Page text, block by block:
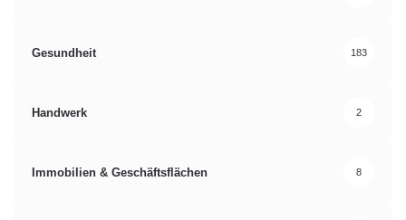
Gesundheit 183
Handwerk 2
Immobilien & Geschäftsflächen 8